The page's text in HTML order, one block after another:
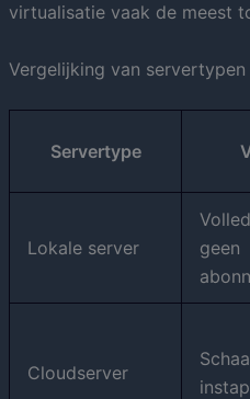
virtualisatie vaak de meest
Vergelijking van
Servertype
Lokale server
geen
Cloudserver